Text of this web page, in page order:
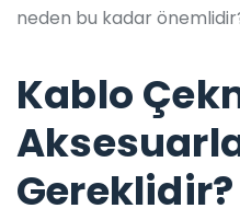
neden bu kadar
Kablo
Gereklidir?